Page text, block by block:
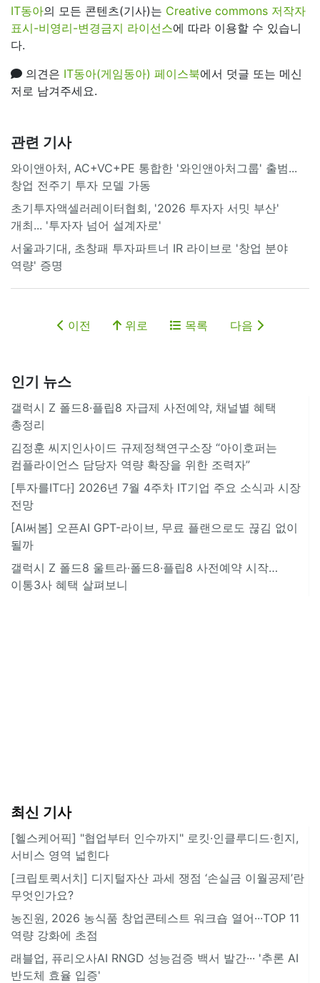
IT동아의 모든 콘텐츠(기사)는 Creative commons 저작자
표시-비영리-변경금지 라이선스에 따라 이용할 수 있습니
다.
의견은 IT동아(게임동아) 페이스북에서 덧글 또는 메신
저로 남겨주세요.
관련 기사
와이앤아처, AC+VC+PE 통합한 '와인앤아처그룹' 출범...
창업 전주기 투자 모델 가동
초기투자액셀러레이터협회, '2026 투자자 서밋 부산'
개최... '투자자 넘어 설계자로'
서울과기대, 초창패 투자파트너 IR 라이브로 '창업 분야
역량' 증명
이전 위로 목록 다음
인기 뉴스
갤럭시 Z 폴드8·플립8 자급제 사전예약, 채널별 혜택
총정리
김정훈 씨지인사이드 규제정책연구소장 “아이호퍼는
컴플라이언스 담당자 역량 확장을 위한 조력자”
[투자를IT다] 2026년 7월 4주차 IT기업 주요 소식과 시장
전망
[AI써봄] 오픈AI GPT-라이브, 무료 플랜으로도 끊김 없이
될까
갤럭시 Z 폴드8 울트라·폴드8·플립8 사전예약 시작…
이통3사 혜택 살펴보니
최신 기사
[헬스케어픽] "협업부터 인수까지" 로킷·인클루디드·힌지,
서비스 영역 넓힌다
[크립토퀵서치] 디지털자산 과세 쟁점 ‘손실금 이월공제’란
무엇인가요?
농진원, 2026 농식품 창업콘테스트 워크숍 열어···TOP 11
역량 강화에 초점
래블업, 퓨리오사AI RNGD 성능검증 백서 발간··· '추론 AI
반도체 효율 입증'